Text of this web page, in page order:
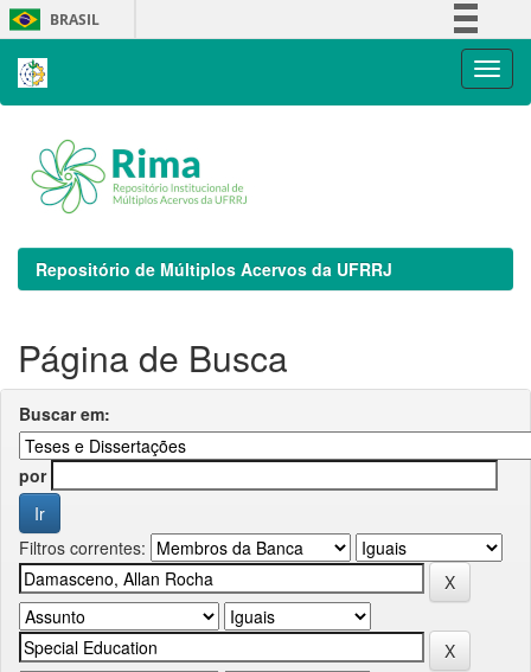
Skip
navigation
BRASIL
Repositório de Múltiplos Acervos da UFRRJ
Página de Busca
Buscar em:
por
Filtros correntes: